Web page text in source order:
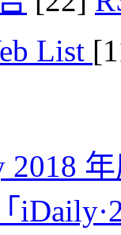
List
2018